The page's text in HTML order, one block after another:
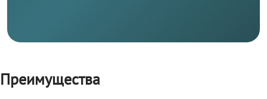
Преимущества